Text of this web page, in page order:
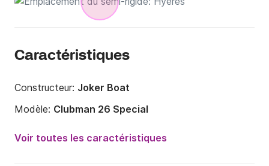
Caractéristiques
Constructeur: Joker Boat
Modèle: Clubman 26 Special
Puissance moteur:
300cv
Voir toutes les caractéristiques